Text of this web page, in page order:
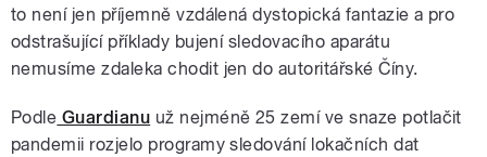
to není jen příjemně vzdálená dystopická fantazie a pro
odstrašující příklady bujení sledovacího aparátu
nemusíme zdaleka chodit jen do autoritářské Číny.
Podle Guardianu už nejméně 25 zemí ve snaze potlačit
pandemii rozjelo programy sledování lokačních dat